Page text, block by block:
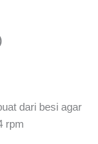
dari besi agar
rpm